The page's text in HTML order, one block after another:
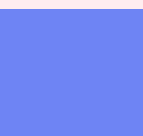
पर राष्ट्रीय स्वयंसेवक संघ के